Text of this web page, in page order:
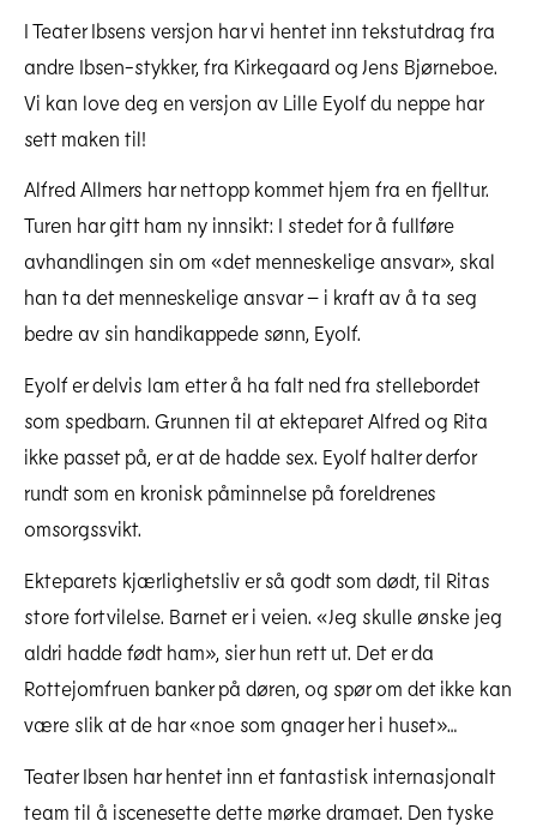
I Teater Ibsens versjon har vi hentet inn tekstutdrag fra
andre Ibsen-stykker, fra Kirkegaard og Jens Bjørneboe.
Vi kan love deg en versjon av Lille Eyolf du neppe har
sett maken til!
Alfred Allmers har nettopp kommet hjem fra en fjelltur.
Turen har gitt ham ny innsikt: I stedet for å fullføre
avhandlingen sin om «det menneskelige ansvar», skal
han ta det menneskelige ansvar – i kraft av å ta seg
bedre av sin handikappede sønn, Eyolf.
Eyolf er delvis lam etter å ha falt ned fra stellebordet
som spedbarn. Grunnen til at ekteparet Alfred og Rita
ikke passet på, er at de hadde sex. Eyolf halter derfor
rundt som en kronisk påminnelse på foreldrenes
omsorgssvikt.
Ekteparets kjærlighetsliv er så godt som dødt, til Ritas
store fortvilelse. Barnet er i veien. «Jeg skulle ønske jeg
aldri hadde født ham», sier hun rett ut. Det er da
Rottejomfruen banker på døren, og spør om det ikke kan
være slik at de har «noe som gnager her i huset»…
Teater Ibsen har hentet inn et fantastisk internasjonalt
team til å iscenesette dette mørke dramaet. Den tyske